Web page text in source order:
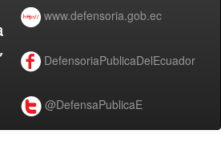
www.defensoria.gob.ec
DefensoriaPublicaDelEcuador
@DefensaPublicaE